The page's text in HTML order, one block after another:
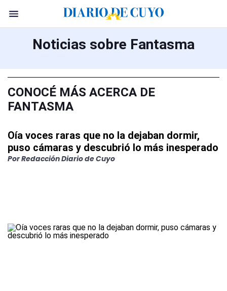
Noticias sobre Fantasma
CONOCÉ MÁS ACERCA DE
FANTASMA
Oía voces raras que no la dejaban dormir,
puso cámaras y descubrió lo más inesperado
Por Redacción Diario de Cuyo